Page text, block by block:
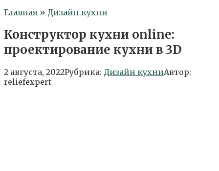
Главная » Дизайн кухни
Конструктор кухни online:
проектирование кухни в 3D
2 августа, 2022Рубрика: Дизайн кухниАвтор:
reliefexpert